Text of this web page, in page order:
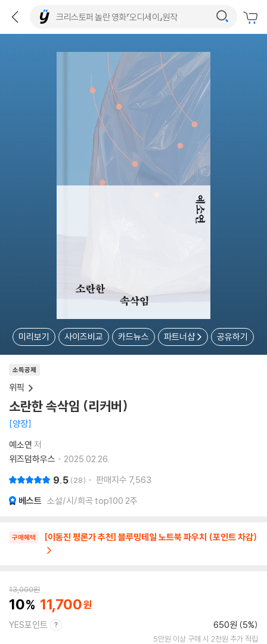
미리보기 사이즈비교 카드뉴스 파트너샵 공유하기
소득공제
위픽
소란한 속삭임 (리커버)
양장
예소연 저
위즈덤하우스
2025.02.26.
9.5 28 판매지수 7,563
베스트 소설/시/희곡 top100 2주
구매혜택 [이동진 평론가 추천] 블루밍테일 노트북 파우치 (포인트 차감)
13,000원
10 11,700
YES포인트 650원 (5%)
5만원 이상 구매 시 2천원 추가 적립